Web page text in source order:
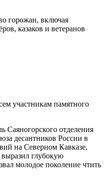
горожан, включая
казаков и ветеранов
участникам памятного
Саяногорского отделения
десантников России в
на Северном Кавказе,
глубокую
молодое поколение чтить